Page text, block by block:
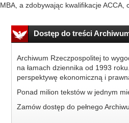
MBA, a zdobywając kwalifikacje ACCA,
Dostęp do treści
Archiwum Rzeczpospolitej to
na łamach dziennika od 1993
perspektywę ekonomiczną i
Ponad milion tekstów w jednym
Zamów dostęp do pełnego